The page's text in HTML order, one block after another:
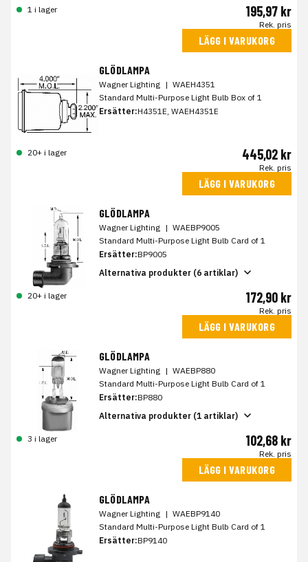
1 i lager 195,97 kr
Rek. pris
LÄGG I VARUKORG
GLÖDLAMPA
Wagner Lighting | WAEH4351
Standard Multi-Purpose Light Bulb Box of 1
Ersätter:H4351E, WAEH4351E
20+ i lager 445,02 kr
Rek. pris
LÄGG I VARUKORG
GLÖDLAMPA
Wagner Lighting | WAEBP9005
Standard Multi-Purpose Light Bulb Card of 1
Ersätter:BP9005
Alternativa produkter (6 artiklar)
20+ i lager 172,90 kr
Rek. pris
LÄGG I VARUKORG
GLÖDLAMPA
Wagner Lighting | WAEBP880
Standard Multi-Purpose Light Bulb Card of 1
Ersätter:BP880
Alternativa produkter (1 artiklar)
3 i lager 102,68 kr
Rek. pris
LÄGG I VARUKORG
GLÖDLAMPA
Wagner Lighting | WAEBP9140
Standard Multi-Purpose Light Bulb Card of 1
Ersätter:BP9140